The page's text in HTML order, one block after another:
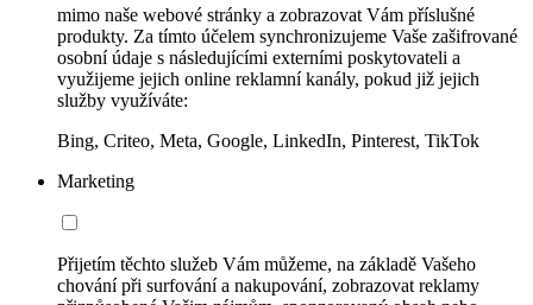
mimo naše webové stránky a zobrazovat Vám příslušné
produkty. Za tímto účelem synchronizujeme Vaše zašifrované
osobní údaje s následujícími externími poskytovateli a
využijeme jejich online reklamní kanály, pokud již jejich
služby využíváte:
Bing, Criteo, Meta, Google, LinkedIn, Pinterest, TikTok
Marketing
Přijetím těchto služeb Vám můžeme, na základě Vašeho
chování při surfování a nakupování, zobrazovat reklamy